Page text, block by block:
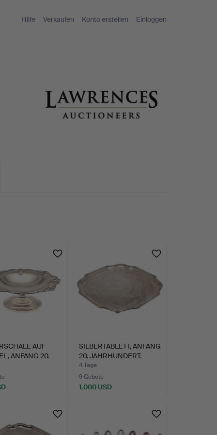
Hilfe Verkaufen Konto erstellen Einloggen
AUF
ANFANG 20.
SILBERTABLETT, ANFANG
20. JAHRHUNDERT.
4 Tage
9 Gebote
1.000 USD